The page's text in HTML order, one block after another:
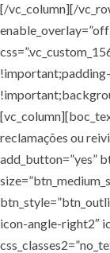
[/vc_column][/
reclamações ou
add_button=”yes”
icon-angle-right2″